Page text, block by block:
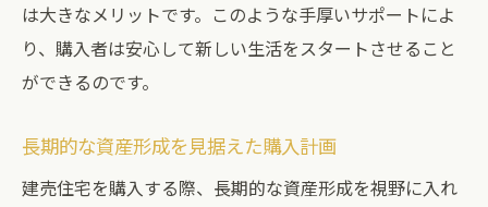
は大きなメリットです。このような手厚いサポートによ
り、購入者は安心して新しい生活をスタートさせること
ができるのです。
長期的な資産形成を見据えた購入計画
建売住宅を購入する際、長期的な資産形成を視野に入れ